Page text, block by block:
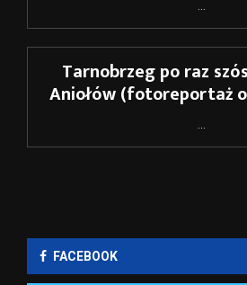
Tarnobrzeg po raz
Aniołów (fotoreportaż
FACEBOOK